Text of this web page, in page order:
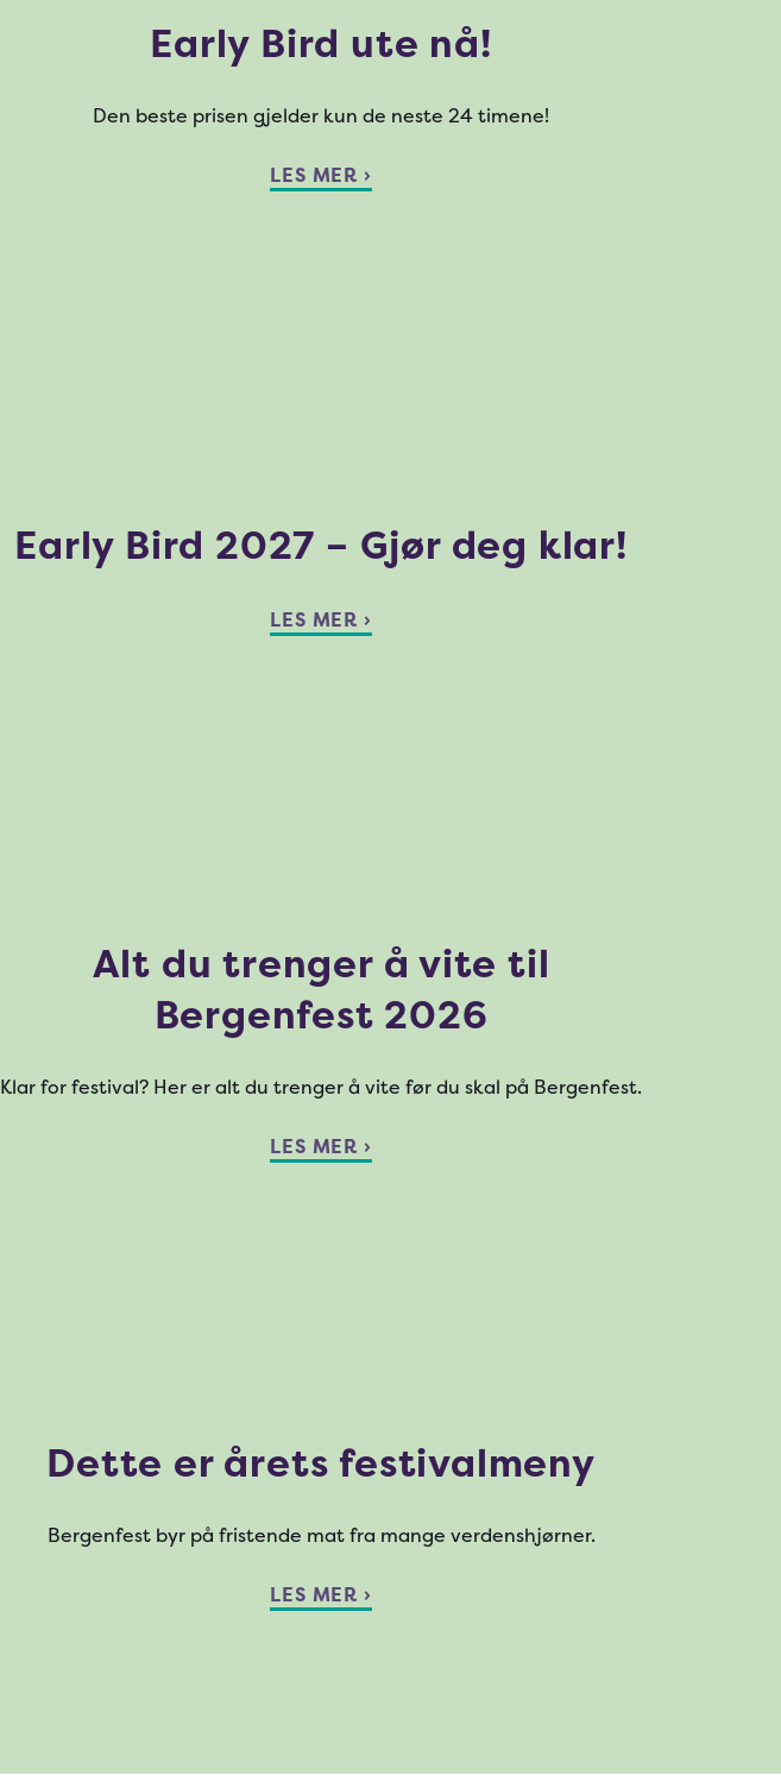
Early Bird ute nå!
Den beste prisen gjelder kun de neste 24 timene!
LES MER ›
Early Bird 2027 – Gjør deg klar!
LES MER ›
Alt du trenger å vite til
Bergenfest 2026
Klar for festival? Her er alt du trenger å vite før du skal på Bergenfest.
LES MER ›
Dette er årets festivalmeny
Bergenfest byr på fristende mat fra mange verdenshjørner.
LES MER ›